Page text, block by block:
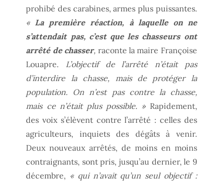
prohibé des carabines, armes plus puissantes.
« La première réaction, à laquelle on ne
s’attendait pas, c’est que les chasseurs ont
arrêté de chasser, raconte la maire Françoise
Louapre. L’objectif de l’arrêté n’était pas
d’interdire la chasse, mais de protéger la
population. On n’est pas contre la chasse,
mais ce n’était plus possible. »Rapidement,
des voix s’élèvent contre l’arrêté : celles des
agriculteurs, inquiets des dégâts à venir.
Deux nouveaux arrêtés, de moins en moins
contraignants, sont pris, jusqu’au dernier, le 9
décembre, « qui n’avait qu’un seul objectif :